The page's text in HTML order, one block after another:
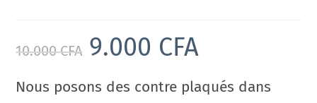
10.000CFA 9.000 CFA
Nous posons des contre plaqués dans